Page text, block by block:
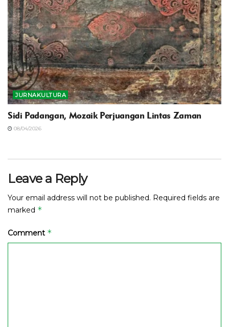
JURNAKULTURA
‎Sidi Padangan, Mozaik Perjuangan Lintas Zaman
08/04/2026
Leave a Reply
Your email address will not be published. Required fields are
marked *
Comment *